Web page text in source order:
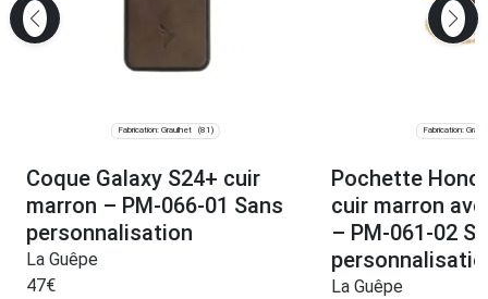
Fabrication: Graulhet (81)
Coque Galaxy S24+ cuir
marron – PM-066-01 Sans
personnalisation
La Guêpe
47€
Fabrication:
Pochette
cuir marron
– PM-061-02
La Guêpe